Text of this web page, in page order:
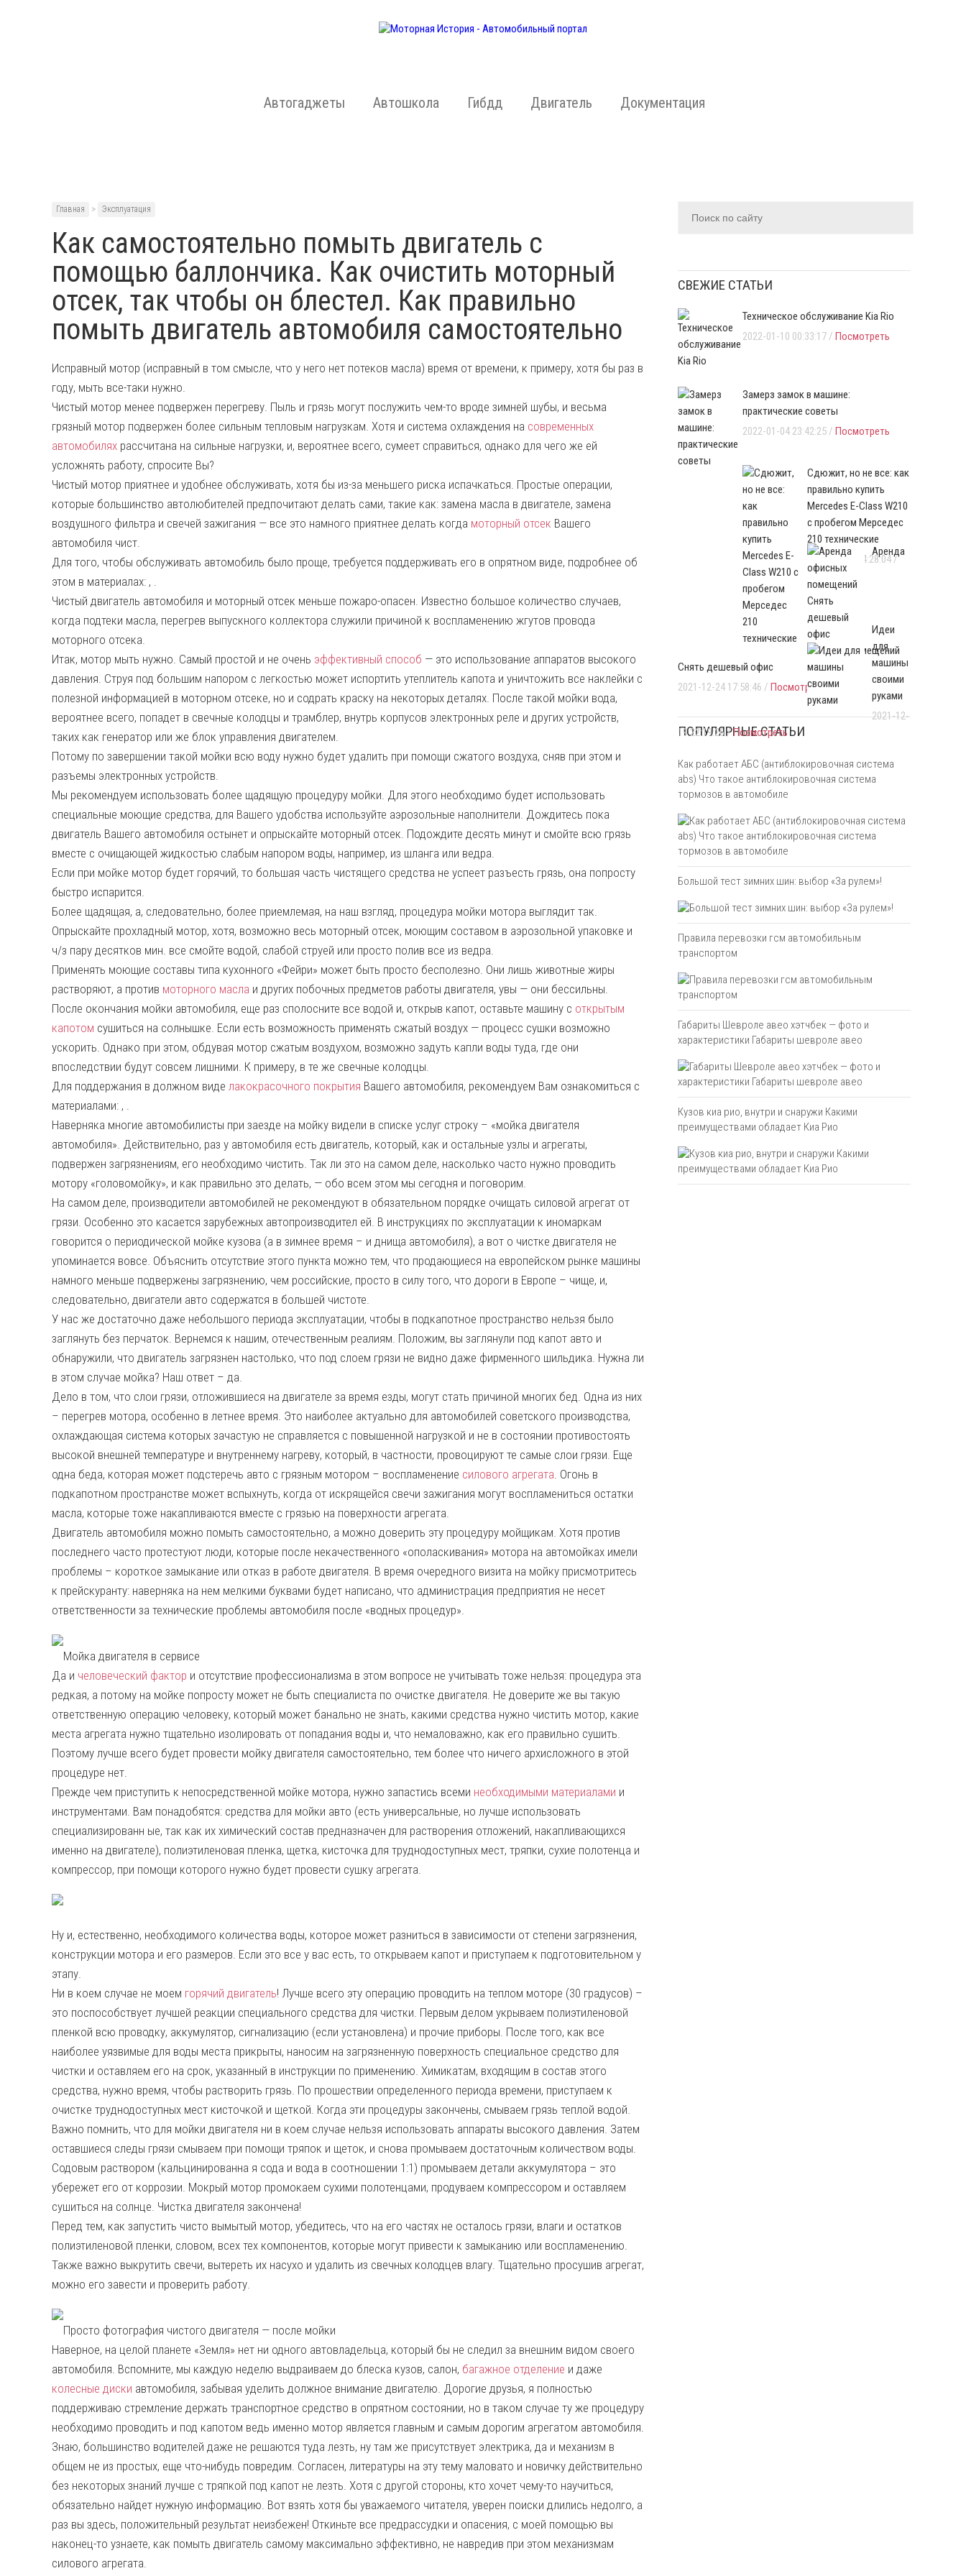
Автогаджеты Автошкола Гибдд Двигатель Документация
Главная > Эксплуатация
Как самостоятельно помыть двигатель с
помощью баллончика. Как очистить моторный
отсек, так чтобы он блестел. Как правильно
помыть двигатель автомобиля самостоятельно
Исправный мотор (исправный в том смысле, что у него нет потеков масла) время от времени, к примеру, хотя бы раз в
году, мыть все-таки нужно.
Чистый мотор менее подвержен перегреву. Пыль и грязь могут послужить чем-то вроде зимней шубы, и весьма
грязный мотор подвержен более сильным тепловым нагрузкам. Хотя и система охлаждения на современных
автомобилях рассчитана на сильные нагрузки, и, вероятнее всего, сумеет справиться, однако для чего же ей
усложнять работу, спросите Вы?
Чистый мотор приятнее и удобнее обслуживать, хотя бы из-за меньшего риска испачкаться. Простые операции,
которые большинство автолюбителей предпочитают делать сами, такие как: замена масла в двигателе, замена
воздушного фильтра и свечей зажигания — все это намного приятнее делать когда моторный отсек Вашего
автомобиля чист.
Для того, чтобы обслуживать автомобиль было проще, требуется поддерживать его в опрятном виде, подробнее об
этом в материалах: , .
Чистый двигатель автомобиля и моторный отсек меньше пожаро-опасен. Известно большое количество случаев,
когда подтеки масла, перегрев выпускного коллектора служили причиной к воспламенению жгутов провода
моторного отсека.
Итак, мотор мыть нужно. Самый простой и не очень эффективный способ — это использование аппаратов высокого
давления. Струя под большим напором с легкостью может испортить утеплитель капота и уничтожить все наклейки с
полезной информацией в моторном отсеке, но и содрать краску на некоторых деталях. После такой мойки вода,
вероятнее всего, попадет в свечные колодцы и трамблер, внутрь корпусов электронных реле и других устройств,
таких как генератор или же блок управления двигателем.
Потому по завершении такой мойки всю воду нужно будет удалить при помощи сжатого воздуха, сняв при этом и
разъемы электронных устройств.
Мы рекомендуем использовать более щадящую процедуру мойки. Для этого необходимо будет использовать
специальные моющие средства, для Вашего удобства используйте аэрозольные наполнители. Дождитесь пока
двигатель Вашего автомобиля остынет и опрыскайте моторный отсек. Подождите десять минут и смойте всю грязь
вместе с очищающей жидкостью слабым напором воды, например, из шланга или ведра.
Если при мойке мотор будет горячий, то большая часть чистящего средства не успеет разъесть грязь, она попросту
быстро испарится.
Более щадящая, а, следовательно, более приемлемая, на наш взгляд, процедура мойки мотора выглядит так.
Опрыскайте прохладный мотор, хотя, возможно весь моторный отсек, моющим составом в аэрозольной упаковке и
ч/з пару десятков мин. все смойте водой, слабой струей или просто полив все из ведра.
Применять моющие составы типа кухонного «Фейри» может быть просто бесполезно. Они лишь животные жиры
растворяют, а против моторного масла и других побочных предметов работы двигателя, увы — они бессильны.
После окончания мойки автомобиля, еще раз сполосните все водой и, открыв капот, оставьте машину с открытым
капотом сушиться на солнышке. Если есть возможность применять сжатый воздух — процесс сушки возможно
ускорить. Однако при этом, обдувая мотор сжатым воздухом, возможно задуть капли воды туда, где они
впоследствии будут совсем лишними. К примеру, в те же свечные колодцы.
Для поддержания в должном виде лакокрасочного покрытия Вашего автомобиля, рекомендуем Вам ознакомиться с
материалами: , .
Наверняка многие автомобилисты при заезде на мойку видели в списке услуг строку – «мойка двигателя
автомобиля». Действительно, раз у автомобиля есть двигатель, который, как и остальные узлы и агрегаты,
подвержен загрязнениям, его необходимо чистить. Так ли это на самом деле, насколько часто нужно проводить
мотору «головомойку», и как правильно это делать, — обо всем этом мы сегодня и поговорим.
На самом деле, производители автомобилей не рекомендуют в обязательном порядке очищать силовой агрегат от
грязи. Особенно это касается зарубежных автопроизводител ей. В инструкциях по эксплуатации к иномаркам
говорится о периодической мойке кузова (а в зимнее время – и днища автомобиля), а вот о чистке двигателя не
упоминается вовсе. Объяснить отсутствие этого пункта можно тем, что продающиеся на европейском рынке машины
намного меньше подвержены загрязнению, чем российские, просто в силу того, что дороги в Европе – чище, и,
следовательно, двигатели авто содержатся в большей чистоте.
У нас же достаточно даже небольшого периода эксплуатации, чтобы в подкапотное пространство нельзя было
заглянуть без перчаток. Вернемся к нашим, отечественным реалиям. Положим, вы заглянули под капот авто и
обнаружили, что двигатель загрязнен настолько, что под слоем грязи не видно даже фирменного шильдика. Нужна ли
в этом случае мойка? Наш ответ – да.
Дело в том, что слои грязи, отложившиеся на двигателе за время езды, могут стать причиной многих бед. Одна из них
– перегрев мотора, особенно в летнее время. Это наиболее актуально для автомобилей советского производства,
охлаждающая система которых зачастую не справляется с повышенной нагрузкой и не в состоянии противостоять
высокой внешней температуре и внутреннему нагреву, который, в частности, провоцируют те самые слои грязи. Еще
одна беда, которая может подстеречь авто с грязным мотором – воспламенение силового агрегата. Огонь в
подкапотном пространстве может вспыхнуть, когда от искрящейся свечи зажигания могут воспламениться остатки
масла, которые тоже накапливаются вместе с грязью на поверхности агрегата.
Двигатель автомобиля можно помыть самостоятельно, а можно доверить эту процедуру мойщикам. Хотя против
последнего часто протестуют люди, которые после некачественного «ополаскивания» мотора на автомойках имели
проблемы – короткое замыкание или отказ в работе двигателя. В время очередного визита на мойку присмотритесь
к прейскуранту: наверняка на нем мелкими буквами будет написано, что администрация предприятия не несет
ответственности за технические проблемы автомобиля после «водных процедур».
Мойка двигателя в сервисе
Да и человеческий фактор и отсутствие профессионализма в этом вопросе не учитывать тоже нельзя: процедура эта
редкая, а потому на мойке попросту может не быть специалиста по очистке двигателя. Не доверите же вы такую
ответственную операцию человеку, который может банально не знать, какими средства нужно чистить мотор, какие
места агрегата нужно тщательно изолировать от попадания воды и, что немаловажно, как его правильно сушить.
Поэтому лучше всего будет провести мойку двигателя самостоятельно, тем более что ничего архисложного в этой
процедуре нет.
Прежде чем приступить к непосредственной мойке мотора, нужно запастись всеми необходимыми материалами и
инструментами. Вам понадобятся: средства для мойки авто (есть универсальные, но лучше использовать
специализированн ые, так как их химический состав предназначен для растворения отложений, накапливающихся
именно на двигателе), полиэтиленовая пленка, щетка, кисточка для труднодоступных мест, тряпки, сухие полотенца и
компрессор, при помощи которого нужно будет провести сушку агрегата.
Ну и, естественно, необходимого количества воды, которое может разниться в зависимости от степени загрязнения,
конструкции мотора и его размеров. Если это все у вас есть, то открываем капот и приступаем к подготовительном у
этапу.
Ни в коем случае не моем горячий двигатель! Лучше всего эту операцию проводить на теплом моторе (30 градусов) –
это поспособствует лучшей реакции специального средства для чистки. Первым делом укрываем полиэтиленовой
пленкой всю проводку, аккумулятор, сигнализацию (если установлена) и прочие приборы. После того, как все
наиболее уязвимые для воды места прикрыты, наносим на загрязненную поверхность специальное средство для
чистки и оставляем его на срок, указанный в инструкции по применению. Химикатам, входящим в состав этого
средства, нужно время, чтобы растворить грязь. По прошествии определенного периода времени, приступаем к
очистке труднодоступных мест кисточкой и щеткой. Когда эти процедуры закончены, смываем грязь теплой водой.
Важно помнить, что для мойки двигателя ни в коем случае нельзя использовать аппараты высокого давления. Затем
оставшиеся следы грязи смываем при помощи тряпок и щеток, и снова промываем достаточным количеством воды.
Содовым раствором (кальцинированна я сода и вода в соотношении 1:1) промываем детали аккумулятора – это
убережет его от коррозии. Мокрый мотор промокаем сухими полотенцами, продуваем компрессором и оставляем
сушиться на солнце. Чистка двигателя закончена!
Перед тем, как запустить чисто вымытый мотор, убедитесь, что на его частях не осталось грязи, влаги и остатков
полиэтиленовой пленки, словом, всех тех компонентов, которые могут привести к замыканию или воспламенению.
Также важно выкрутить свечи, вытереть их насухо и удалить из свечных колодцев влагу. Тщательно просушив агрегат,
можно его завести и проверить работу.
Просто фотография чистого двигателя — после мойки
Наверное, на целой планете «Земля» нет ни одного автовладельца, который бы не следил за внешним видом своего
автомобиля. Вспомните, мы каждую неделю выдраиваем до блеска кузов, салон, багажное отделение и даже
колесные диски автомобиля, забывая уделить должное внимание двигателю. Дорогие друзья, я полностью
поддерживаю стремление держать транспортное средство в опрятном состоянии, но в таком случае ту же процедуру
необходимо проводить и под капотом ведь именно мотор является главным и самым дорогим агрегатом автомобиля.
Знаю, большинство водителей даже не решаются туда лезть, ну там же присутствует электрика, да и механизм в
общем не из простых, еще что-нибудь повредим. Согласен, литературы на эту тему маловато и новичку действительно
без некоторых знаний лучше с тряпкой под капот не лезть. Хотя с другой стороны, кто хочет чему-то научиться,
обязательно найдет нужную информацию. Вот взять хотя бы уважаемого читателя, уверен поиски длились недолго, а
раз вы здесь, положительный результат неизбежен! Откиньте все предрассудки и опасения, с моей помощью вы
наконец-то узнаете, как помыть двигатель самому максимально эффективно, не навредив при этом механизмам
силового агрегата.
СВЕЖИЕ СТАТЬИ
Техническое обслуживание Kia Rio
2022-01-10 00:33:17 /Посмотреть
Замерз замок в машине:
практические советы
2022-01-04 23:42:25 /Посмотреть
Сдюжит, но не все: как
правильно купить
Mercedes E-Class W210
с пробегом Мерседес
210 технические
2021-12-30 04:28:04 /
Посмотреть
Аренда
офисных помещений
Снять дешевый офис
2021-12-24 17:58:46 /Посмотреть
Идеи
для
машины
своими
руками
2021-12-
19 22:19:26 /Посмотреть
ПОПУЛЯРНЫЕ СТАТЬИ
Как работает АБС (антиблокировочная система
abs) Что такое антиблокировочная система
тормозов в автомобиле
Большой тест зимних шин: выбор «За рулем»!
Правила перевозки гсм автомобильным
транспортом
Габариты Шевроле авео хэтчбек — фото и
характеристики Габариты шевроле авео
Кузов киа рио, внутри и снаружи Какими
преимуществами обладает Киа Рио